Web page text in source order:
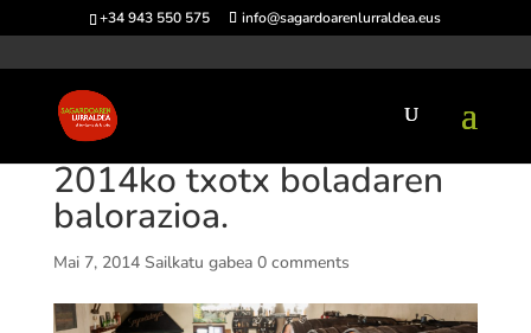
+34 943 550 575 info@sagardoarenlurraldea.eus
2014ko txotx boladaren
balorazioa.
Mai 7, 2014 Sailkatu gabea 0 comments